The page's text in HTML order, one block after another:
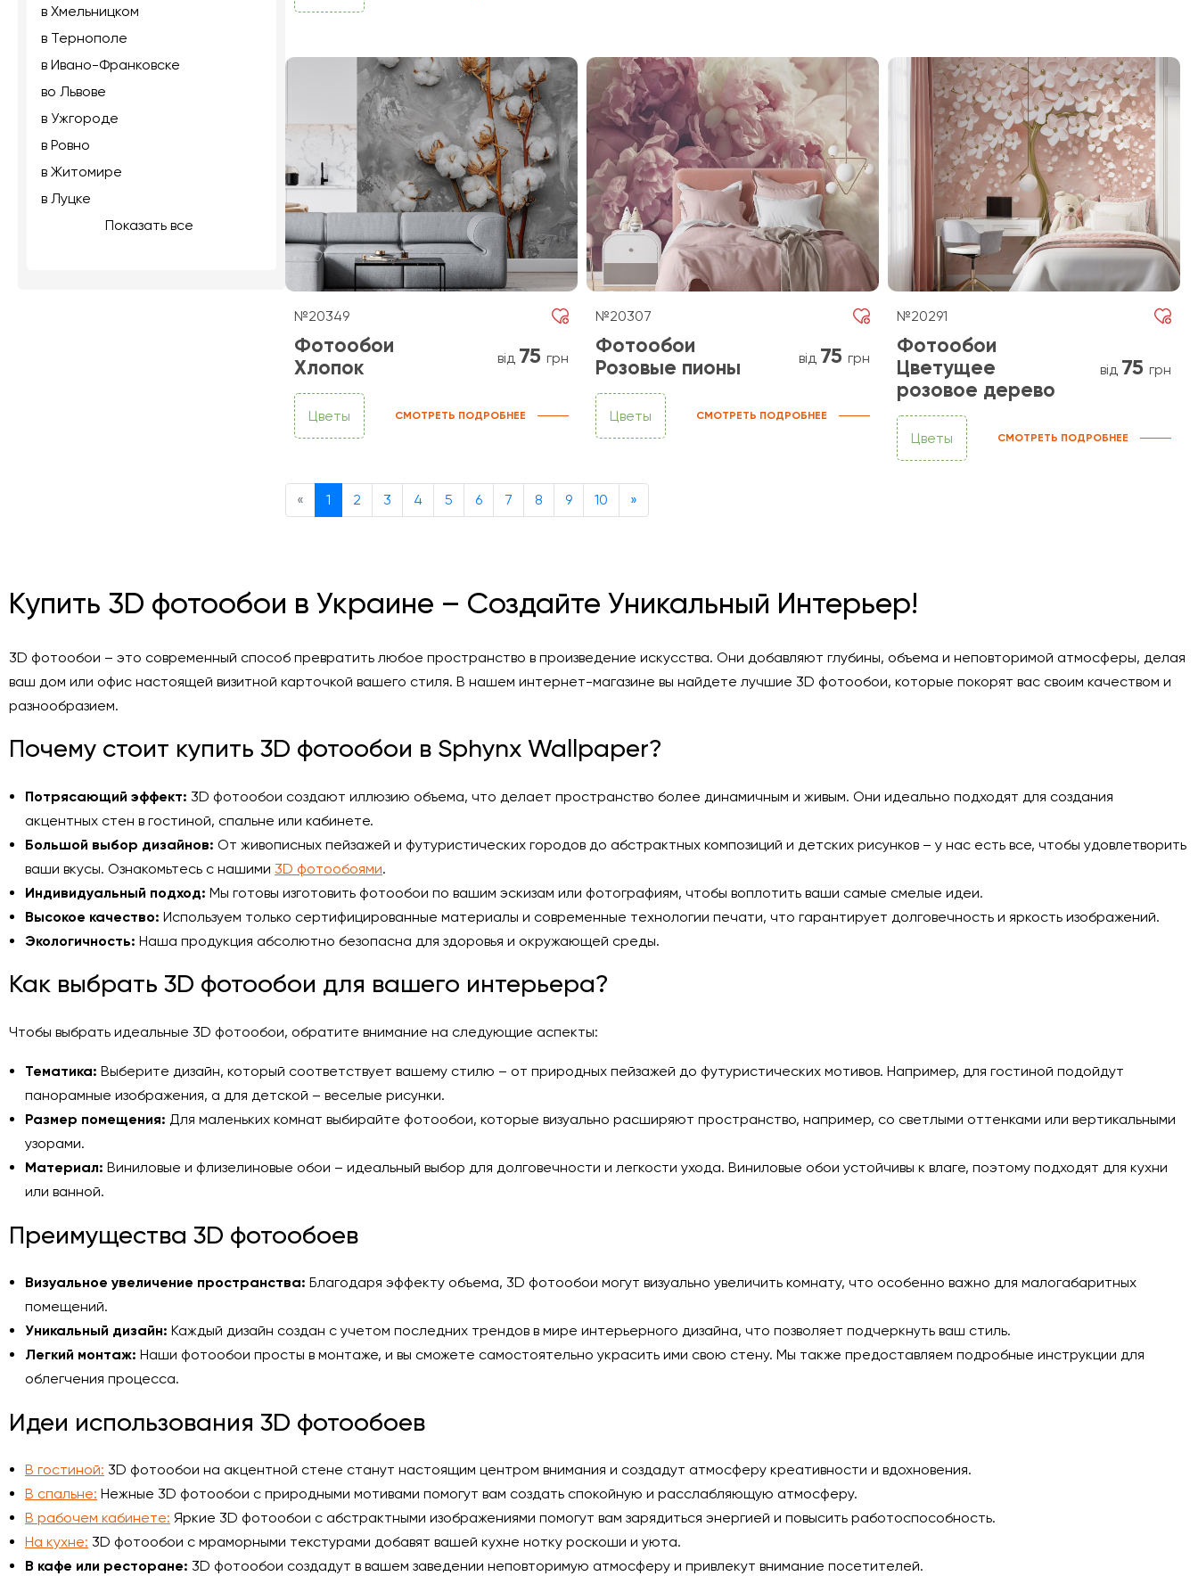
в Хмельницком
в Тернополе
в Ивано-Франковске
во Львове
в Ужгороде
в Ровно
в Житомире
в Луцке
Показать все
№20349
Фотообои
Хлопок
від 75 грн
Цветы СМОТРЕТЬ ПОДРОБНЕЕ
№20307
Фотообои
Розовые пионы
від 75 грн
Цветы СМОТРЕТЬ ПОДРОБНЕЕ
№20291
Фотообои
Цветущее
розовое дерево
від 75 грн
Цветы СМОТРЕТЬ ПОДРОБНЕЕ
« Previous
1 2 3 4 5 6 7 8 9 10 »
Купить 3D фотообои в Украине – Создайте Уникальный Интерьер!
3D фотообои – это современный способ превратить любое пространство в произведение искусства. Они добавляют глубины, объема и неповторимой атмосферы, делая
ваш дом или офис настоящей визитной карточкой вашего стиля. В нашем интернет-магазине вы найдете лучшие 3D фотообои, которые покорят вас своим качеством и
разнообразием.
Почему стоит купить 3D фотообои в Sphynx Wallpaper?
Потрясающий эффект: 3D фотообои создают иллюзию объема, что делает пространство более динамичным и живым. Они идеально подходят для создания
акцентных стен в гостиной, спальне или кабинете.
Большой выбор дизайнов: От живописных пейзажей и футуристических городов до абстрактных композиций и детских рисунков – у нас есть все, чтобы удовлетворить
ваши вкусы. Ознакомьтесь с нашими 3D фотообоями.
Индивидуальный подход: Мы готовы изготовить фотообои по вашим эскизам или фотографиям, чтобы воплотить ваши самые смелые идеи.
Высокое качество: Используем только сертифицированные материалы и современные технологии печати, что гарантирует долговечность и яркость изображений.
Экологичность: Наша продукция абсолютно безопасна для здоровья и окружающей среды.
Как выбрать 3D фотообои для вашего интерьера?
Чтобы выбрать идеальные 3D фотообои, обратите внимание на следующие аспекты:
Тематика: Выберите дизайн, который соответствует вашему стилю – от природных пейзажей до футуристических мотивов. Например, для гостиной подойдут
панорамные изображения, а для детской – веселые рисунки.
Размер помещения: Для маленьких комнат выбирайте фотообои, которые визуально расширяют пространство, например, со светлыми оттенками или вертикальными
узорами.
Материал: Виниловые и флизелиновые обои – идеальный выбор для долговечности и легкости ухода. Виниловые обои устойчивы к влаге, поэтому подходят для кухни
или ванной.
Преимущества 3D фотообоев
Визуальное увеличение пространства: Благодаря эффекту объема, 3D фотообои могут визуально увеличить комнату, что особенно важно для малогабаритных
помещений.
Уникальный дизайн: Каждый дизайн создан с учетом последних трендов в мире интерьерного дизайна, что позволяет подчеркнуть ваш стиль.
Легкий монтаж: Наши фотообои просты в монтаже, и вы сможете самостоятельно украсить ими свою стену. Мы также предоставляем подробные инструкции для
облегчения процесса.
Идеи использования 3D фотообоев
В гостиной: 3D фотообои на акцентной стене станут настоящим центром внимания и создадут атмосферу креативности и вдохновения.
В спальне: Нежные 3D фотообои с природными мотивами помогут вам создать спокойную и расслабляющую атмосферу.
В рабочем кабинете: Яркие 3D фотообои с абстрактными изображениями помогут вам зарядиться энергией и повысить работоспособность.
На кухне: 3D фотообои с мраморными текстурами добавят вашей кухне нотку роскоши и уюта.
В кафе или ресторане: 3D фотообои создадут в вашем заведении неповторимую атмосферу и привлекут внимание посетителей.